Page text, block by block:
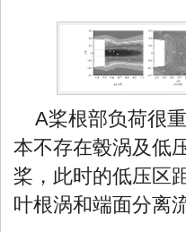
A桨根部负荷很
本不存在毂涡及低
桨，此时的低压区
叶根涡和端面分离